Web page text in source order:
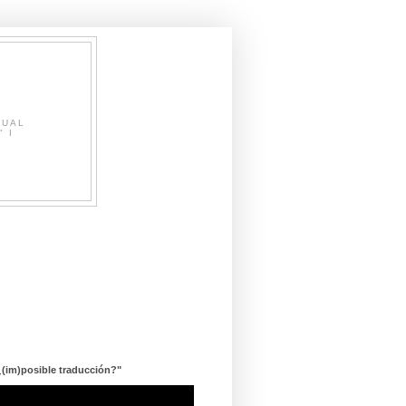
I
traducción?"